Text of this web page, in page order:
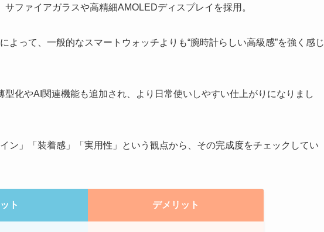
ファイアガラスや高精細AMOLEDディスプレイを採用。
よって、一般的なスマートウォッチよりも“腕時計らしい高級感”を強く感じ
化やAI関連機能も追加され、より日常使いしやすい仕上がりになりまし
ン」「装着感」「実用性」という観点から、その完成度をチェックしてい
ト デメリット